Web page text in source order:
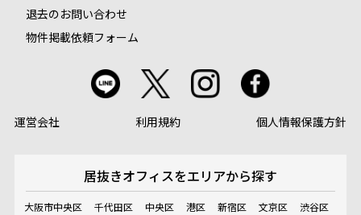
退去のお問い合わせ
物件掲載依頼フォーム
運営会社 利用規約 個人情報保護方針
居抜きオフィスをエリアから探す
大阪市中央区 千代田区 中央区 港区 新宿区 文京区
渋谷区